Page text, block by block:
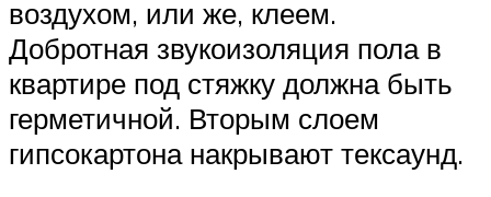
воздухом, или же, клеем.
Добротная звукоизоляция пола в
квартире под стяжку должна быть
герметичной. Вторым слоем
гипсокартона накрывают тексаунд.